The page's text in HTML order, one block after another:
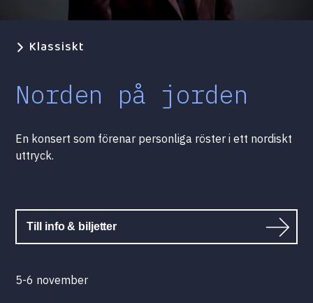
Klassiskt
Norden på jorden
En konsert som förenar personliga röster i ett nordiskt
uttryck.
Till info & biljetter
5-6 november